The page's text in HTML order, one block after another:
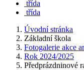
třída
třída
Úvodní stránka
Základní škola
Fotogalerie akce
Rok 2024/2025
Předprázdninové